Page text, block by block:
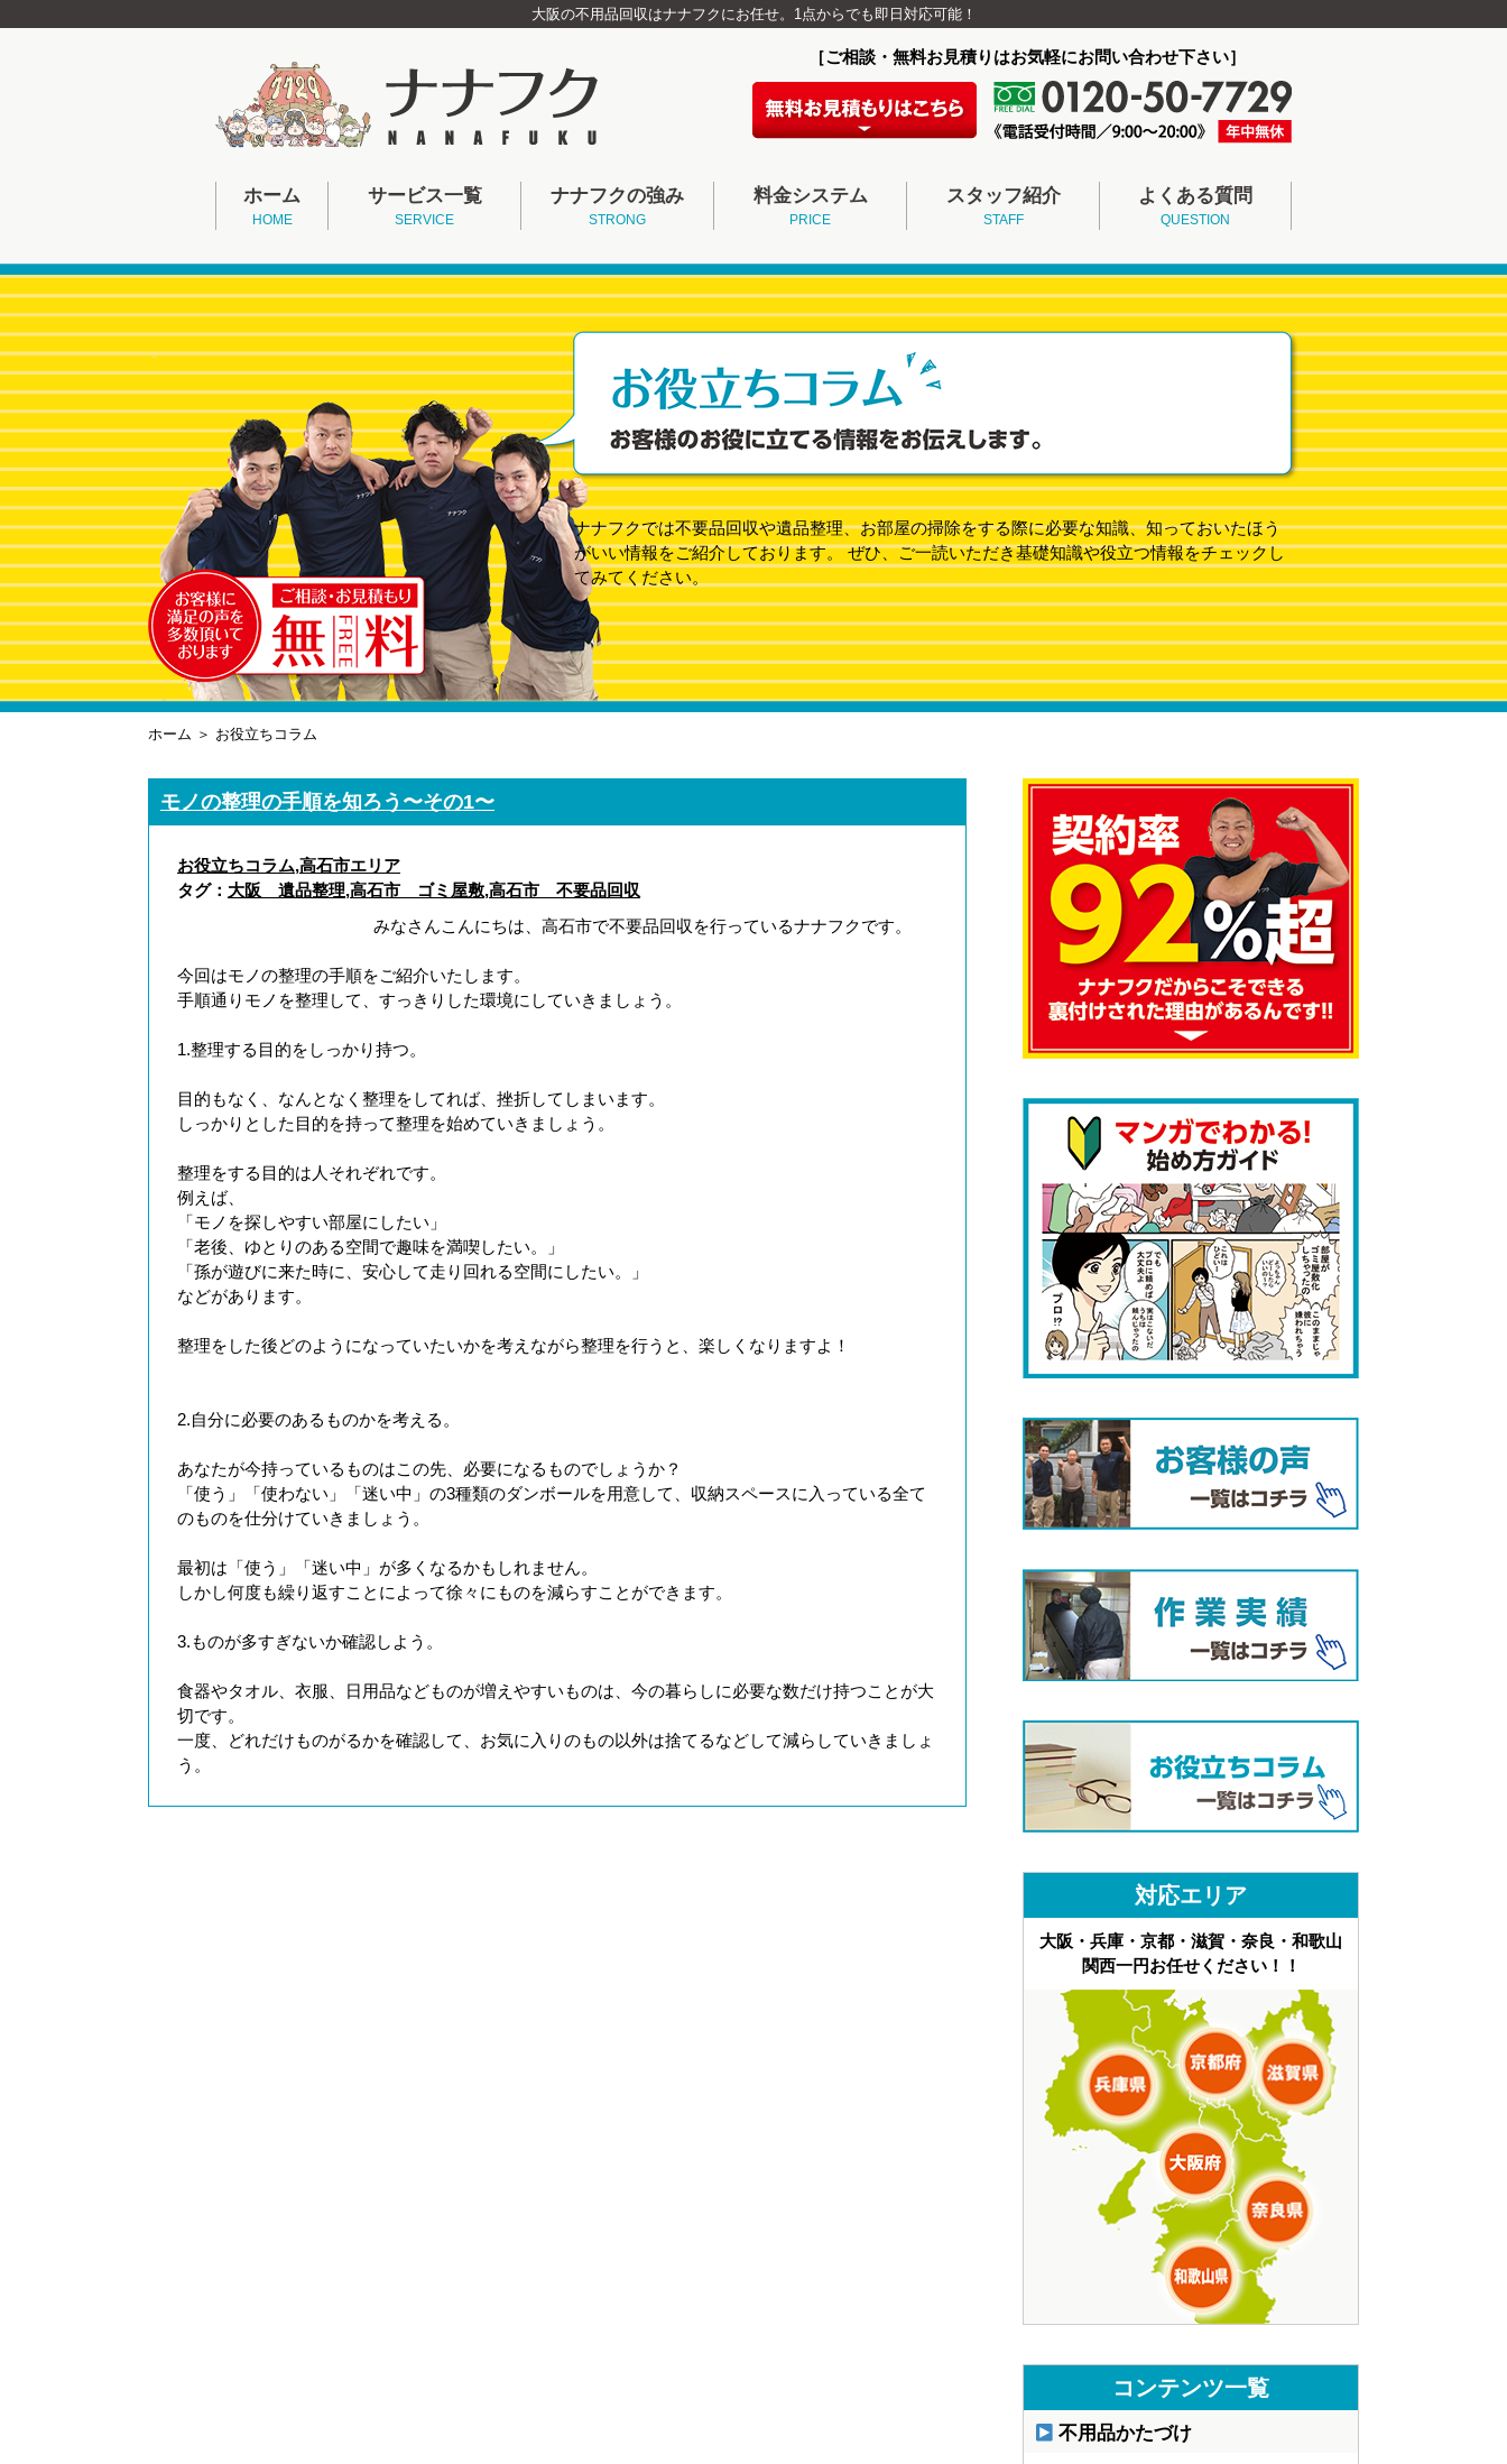
大阪の不用品回収はナナフクにお任せ。1点からでも即日対応可能！
［ご相談・無料お見積りはお気軽にお問い合わせ下さい］
ホーム
HOME
サービス一覧
SERVICE
ナナフクの強み
STRONG
料金システム
PRICE
スタッフ紹介
STAFF
よくある質問
QUESTION
ナナフクでは不要品回収や遺品整理、お部屋の掃除をする際に必要な知識、知っておいたほう
がいい情報をご紹介しております。 ぜひ、ご一読いただき基礎知識や役立つ情報をチェックし
てみてください。
ホーム ＞ お役立ちコラム
モノの整理の手順を知ろう〜その1〜
お役立ちコラム,高石市エリア
タグ： 大阪 遺品整理,高石市 ゴミ屋敷,高石市 不要品回収
みなさんこんにちは、高石市で不要品回収を行っているナナフクです。
今回はモノの整理の手順をご紹介いたします。
手順通りモノを整理して、すっきりした環境にしていきましょう。
1.整理する目的をしっかり持つ。
目的もなく、なんとなく整理をしてれば、挫折してしまいます。
しっかりとした目的を持って整理を始めていきましょう。
整理をする目的は人それぞれです。
例えば、
「モノを探しやすい部屋にしたい」
「老後、ゆとりのある空間で趣味を満喫したい。」
「孫が遊びに来た時に、安心して走り回れる空間にしたい。」
などがあります。
整理をした後どのようになっていたいかを考えながら整理を行うと、楽しくなりますよ！
2.自分に必要のあるものかを考える。
あなたが今持っているものはこの先、必要になるものでしょうか？
「使う」「使わない」「迷い中」の3種類のダンボールを用意して、収納スペースに入っている全て
のものを仕分けていきましょう。
最初は「使う」「迷い中」が多くなるかもしれません。
しかし何度も繰り返すことによって徐々にものを減らすことができます。
3.ものが多すぎないか確認しよう。
食器やタオル、衣服、日用品などものが増えやすいものは、今の暮らしに必要な数だけ持つことが大
切です。
一度、どれだけものがるかを確認して、お気に入りのもの以外は捨てるなどして減らしていきましょ
う。
対応エリア
大阪・兵庫・京都・滋賀・奈良・和歌山
関西一円お任せください！！
コンテンツ一覧
不用品かたづけ